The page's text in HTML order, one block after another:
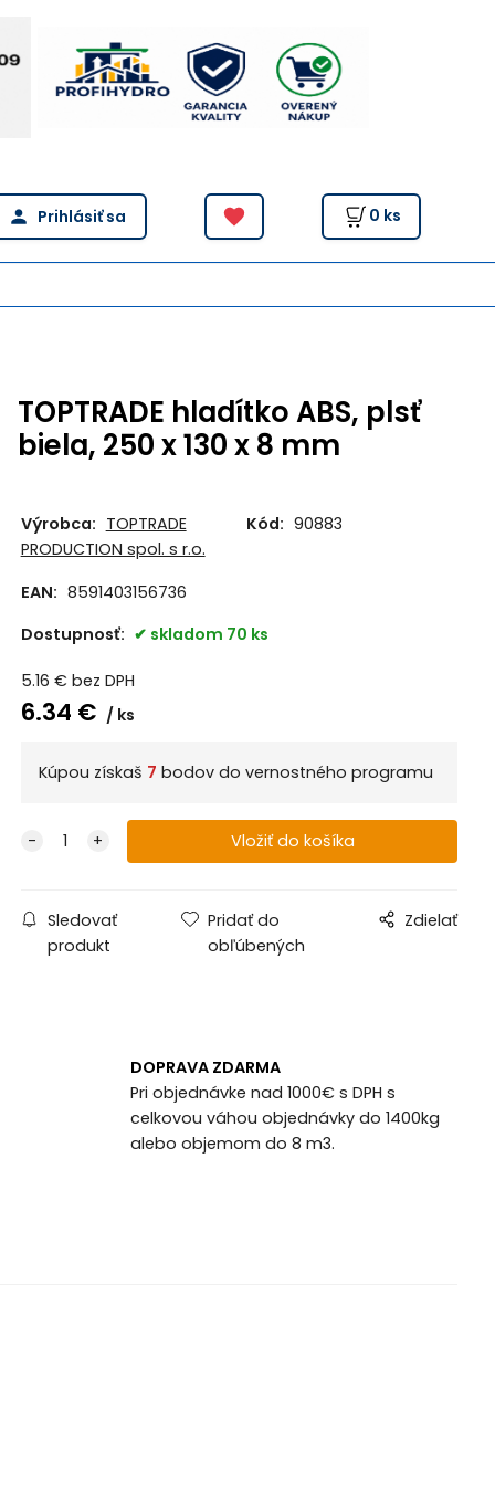
0 ks
TOPTRADE hladítko ABS, plsť
biela, 250 x 130 x 8 mm
Výrobca: TOPTRADE
PRODUCTION spol. s r.o.
Kód: 90883
EAN: 8591403156736
Dostupnosť:
skladom 70 ks
5.16 € bez DPH
6.34 € ks
Kúpou získaš 7 bodov do vernostného programu
Sledovať
produkt
Pridať do
obľúbených
Zdielať
DOPRAVA ZDARMA
Pri objednávke nad 1000€ s DPH s
celkovou váhou objednávky do 1400kg
alebo objemom do 8 m3.